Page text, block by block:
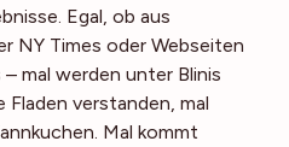
Egal, ob aus
NY Times oder Webseiten
mal werden unter Blinis
Fladen verstanden, mal
Mal kommt